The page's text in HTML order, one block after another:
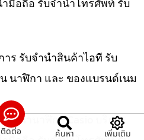
าร รับจำนำสินค้าไอที รับ
นาฬิกา และ ของแบรนด์เนม
จำนำนาฬิกา Casio บริการ
ติดต่อ ค้นหา เพิ่มเติม